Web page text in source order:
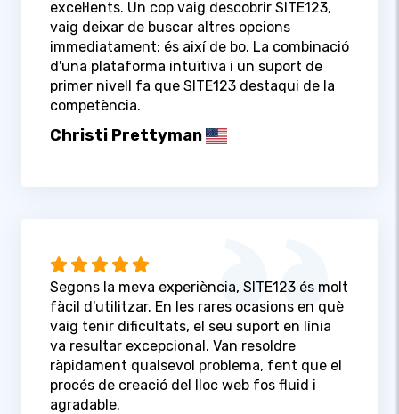
excel·lents. Un cop vaig descobrir SITE123,
vaig deixar de buscar altres opcions
immediatament: és així de bo. La combinació
d'una plataforma intuïtiva i un suport de
primer nivell fa que SITE123 destaqui de la
competència.
Christi Prettyman
Segons la meva experiència, SITE123 és molt
fàcil d'utilitzar. En les rares ocasions en què
vaig tenir dificultats, el seu suport en línia
va resultar excepcional. Van resoldre
ràpidament qualsevol problema, fent que el
procés de creació del lloc web fos fluid i
agradable.